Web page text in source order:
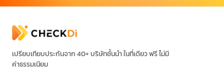
เปรียบเทียบประกันจาก 40+ บริษัทชั้นนำ ในที่เดียว ฟรี ไม่มี
ค่าธรรมเนียม